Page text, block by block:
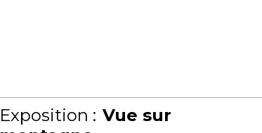
Exposition : Vue sur